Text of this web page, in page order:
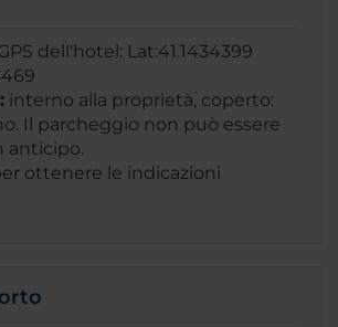
dell'hotel: Lat:41.1434399
interno alla proprietà, coperto:
Il parcheggio non può essere
anticipo.
ottenere le indicazioni